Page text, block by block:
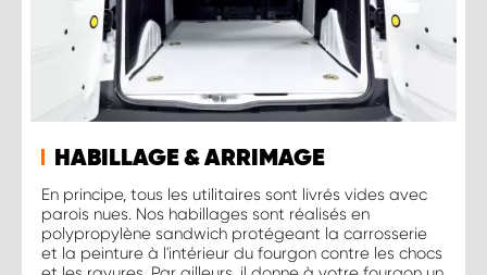
HABILLAGE & ARRIMAGE
En principe, tous les utilitaires sont livrés vides avec
parois nues. Nos habillages sont réalisés en
polypropylène sandwich protégeant la carrosserie
et la peinture à l'intérieur du fourgon contre les chocs